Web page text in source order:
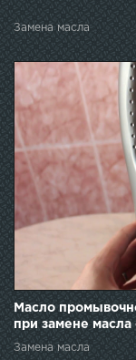
Замена масла
Масло
при замене масла
Замена масла